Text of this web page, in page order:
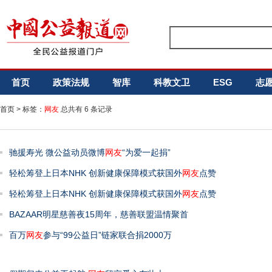
首页 政策法规 智库 科教文卫 ESG 志
首页 > 标签： 网友 总共有 6 条记录
驰援寿光 微公益动员微博网友“为爱一起捐”
轻松筹登上日本NHK 创新健康保障模式获国外网友点赞
轻松筹登上日本NHK 创新健康保障模式获国外网友点赞
BAZAAR明星慈善夜15周年，慈善联盟温情聚首
百万网友参与“99公益日”链家联合捐2000万